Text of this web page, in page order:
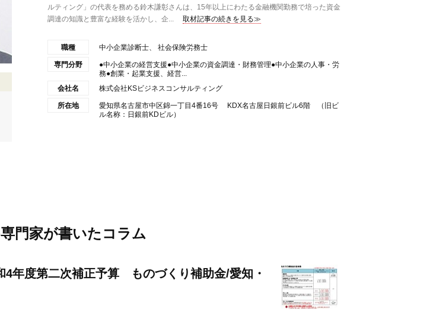
ルティング」の代表を務める鈴木謙彰さんは、15年以上にわたる金融機関勤務で培った資金
調達の知識と豊富な経験を活かし、企...
取材記事の続きを見る≫
職種 中小企業診断士、 社会保険労務士
専門分野
●中小企業の経営支援●中小企業の資金調達・財務管理●中小企業の人事・労
務●創業・起業支援、経営...
会社名
株式会社KSビジネスコンサルティング
所在地
愛知県名古屋市中区錦一丁目4番16号 KDX名古屋日銀前ビル6階 （旧ビ
ル名称：日銀前KDビル）
門家が書いたコラム
4年度第二次補正予算 ものづくり補助金/愛知・